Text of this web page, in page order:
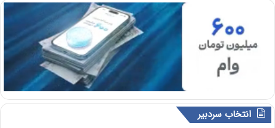
انتخاب سردبیر